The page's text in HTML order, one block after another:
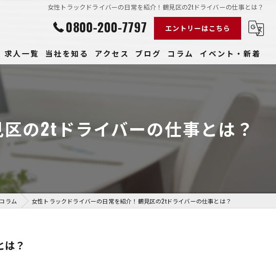
女性トラックドライバーの日常を紹介！鶴見区の2tドライバーの仕事とは？
0800-200-7797 エントリーはこちら
求人一覧 当社を知る
高収入
アクセス ブログ コラム イベント・新着
の2tドライバーの仕事とは？
コラム 女性トラックドライバーの日常を紹介！鶴見区の2tドライバーの仕事とは？
？